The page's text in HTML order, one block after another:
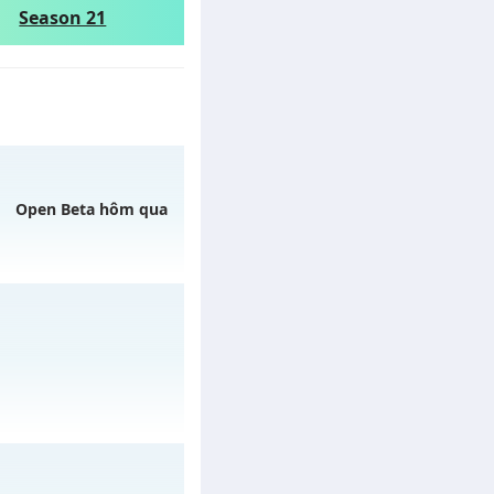
Season 21
Open Beta hôm qua